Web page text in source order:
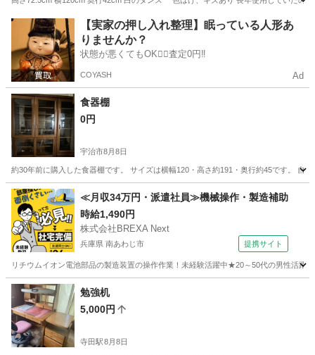
京都 京都市 大宮駅 収納家具
【実家の押し入れ整理】眠っている人形あ
りませんか？
状態が悪くてもOK🙆‍♀️査定0円‼️
COYASH Ad
食器棚
0円
宇治市8月8日
約30年前に購入した食器棚です。 サイズは横幅120・高さ約191・奥行約45です。 自
京都 宇治市 収納家具
≪月収34万円・派遣社員≫機械操作・製造補助
時給1,490円
株式会社BREXA Next
兵庫県 南あわじ市 提携サイト
リチウムイオン電池部品の製造装置の操作作業！未経験活躍中★20～50代の男性活
兵庫 南あわじ市 その他
勉強机
5,000円
寺田駅8月8日